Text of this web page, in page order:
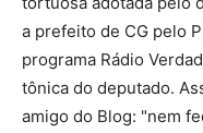
a prefeito de CG pelo
programa Rádio
tônica do deputado.
amigo do Blog: "nem